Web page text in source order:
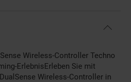
Wireless-Controller Techno
ErlebnisErleben Sie mit
Wireless-Controller in